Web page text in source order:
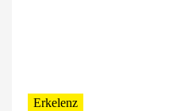
Erkelenz